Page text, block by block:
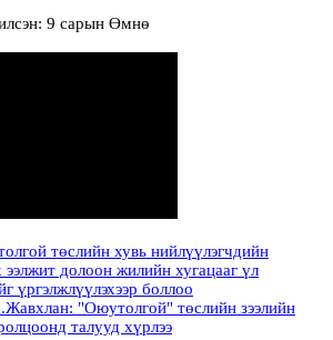
9 сарын Өмнө
төслийн хувь нийлүүлэгчдийн
ээлжит долоон жилийн хугацааг үл
үргэлжлүүлэхээр боллоо
"Оюутолгой" төслийн зээлийн
талууд хүрлээ